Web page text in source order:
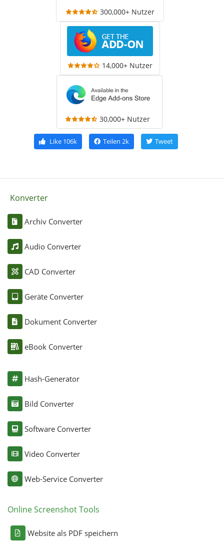
300,000+ Nutzer
14,000+ Nutzer
30,000+ Nutzer
Like 106k Teilen 2k Tweet
Konverter
Archiv Converter
Audio Converter
CAD Converter
Geräte Converter
Dokument Converter
eBook Converter
Hash-Generator
Bild Converter
Software Converter
Video Converter
Web-Service Converter
Online Screenshot Tools
Website als PDF speichern